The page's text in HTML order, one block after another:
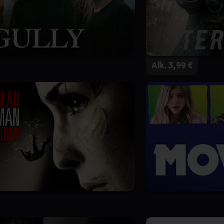
Alk. 3,99 €